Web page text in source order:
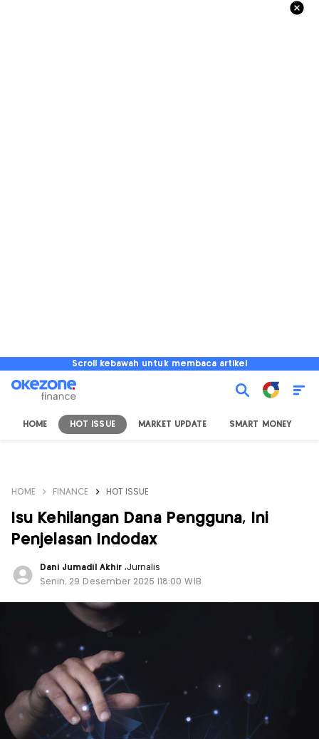
Scroll kebawah untuk membaca artikel
HOME HOT ISSUE MARKET UPDATE SMART MONEY
HOME FINANCE HOT ISSUE
Isu Kehilangan Dana Pengguna, Ini
Penjelasan Indodax
Dani Jumadil Akhir ,Jurnalis
Senin, 29 Desember 2025 |18:00 WIB